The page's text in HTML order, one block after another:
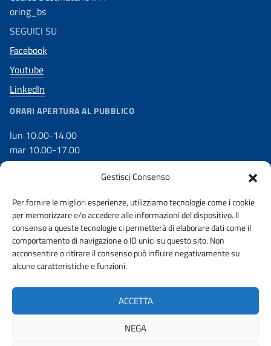
Gestisci Consenso
Per fornire le migliori esperienze, utilizziamo tecnologie come i cookie
per memorizzare e/o accedere alle informazioni del dispositivo. Il
consenso a queste tecnologie ci permetterà di elaborare dati come il
comportamento di navigazione o ID unici su questo sito. Non
acconsentire o ritirare il consenso può influire negativamente su
alcune caratteristiche e funzioni.
ACCETTA
NEGA
oring_bs
SEGUICI SU
Facebook
Youtube
LinkedIn
ORARI APERTURA AL PUBBLICO
lun 10.00-14.00
mar 10.00-17.00
mer 10.00-17.00
DICHIARAZIONE DI ACCESSIBILITÀ WHISTLEBLOWING
AMMINISTRAZIONE TRASPARENTE PRIVACY POLICY